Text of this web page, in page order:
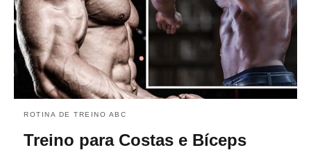
ROTINA DE TREINO ABC
Treino para Costas e Bíceps